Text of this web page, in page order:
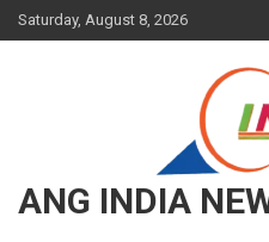
Skip
to
Saturday, August 8, 2026
ANG INDIA